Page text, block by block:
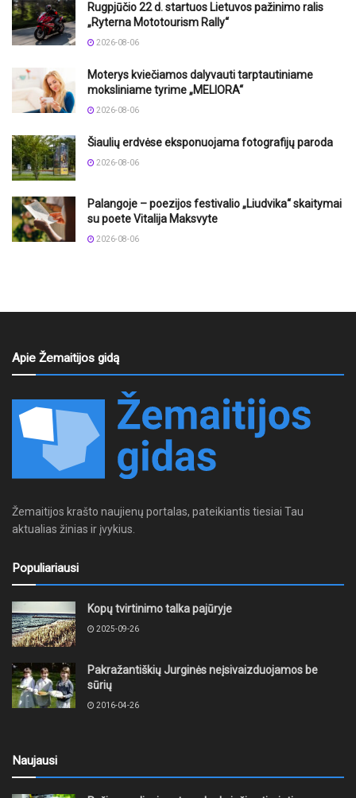
Rugpjūčio 22 d. startuos Lietuvos pažinimo ralis
„Ryterna Mototourism Rally“
2026-08-06
Moterys kviečiamos dalyvauti tarptautiniame
moksliniame tyrime „MELIORA“
2026-08-06
Šiaulių erdvėse eksponuojama fotografijų paroda
2026-08-06
Palangoje – poezijos festivalio „Liudvika“ skaitymai
su poete Vitalija Maksvyte
2026-08-06
Apie Žemaitijos gidą
Žemaitijos krašto naujienų portalas, pateikiantis tiesiai Tau
aktualias žinias ir įvykius.
Populiariausi
Kopų tvirtinimo talka pajūryje
2025-09-26
Pakražantiškių Jurginės neįsivaizduojamos be
sūrių
2016-04-26
Naujausi